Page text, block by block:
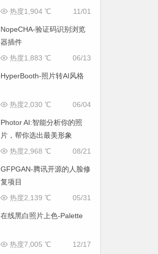
11/01
热度1,904 ℃
NopeCHA-验证码识别浏览
器插件
06/13
热度1,883 ℃
HyperBooth-照片转AI风格
06/04
热度2,030 ℃
Photor AI:智能分析你的照
片，帮你选出最美形象
08/21
热度2,968 ℃
GFPGAN-腾讯开源的人脸修
复项目
05/31
热度2,139 ℃
在线黑白照片上色-Palette
12/17
热度7,005 ℃